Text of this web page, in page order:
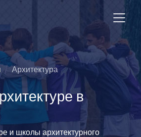
Архитектура
в
и школы архитектурного